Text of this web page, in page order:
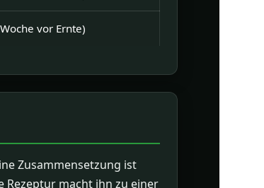
vor Ernte)
Zusammensetzung ist
Rezeptur macht ihn zu einer